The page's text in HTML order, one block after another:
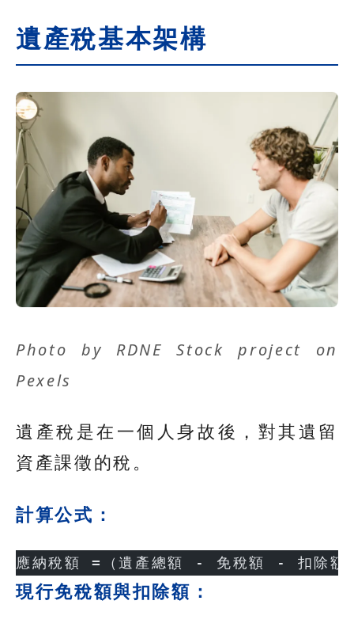
遺產稅基本架構
Photo by RDNE Stock project on
Pexels
遺產稅是在一個人身故後，對其遺留
資產課徵的稅。
計算公式：
應納稅額 =（遺產總額 - 免稅額 - 扣除額
現行免稅額與扣除額：